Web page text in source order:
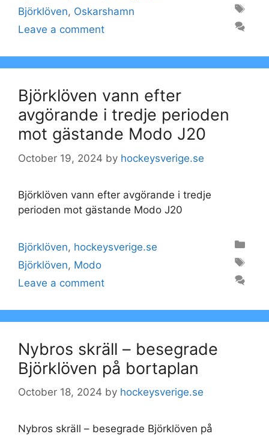
Tags
Björklöven, Oskarshamn
Leave a comment
Björklöven vann efter
avgörande i tredje perioden
mot gästande Modo J20
October 19, 2024 by hockeysverige.se
Björklöven vann efter avgörande i tredje
perioden mot gästande Modo J20
Categories
Björklöven, hockeysverige.se
Tags
Björklöven, Modo
Leave a comment
Nybros skräll – besegrade
Björklöven på bortaplan
October 18, 2024 by hockeysverige.se
Nybros skräll – besegrade Björklöven på